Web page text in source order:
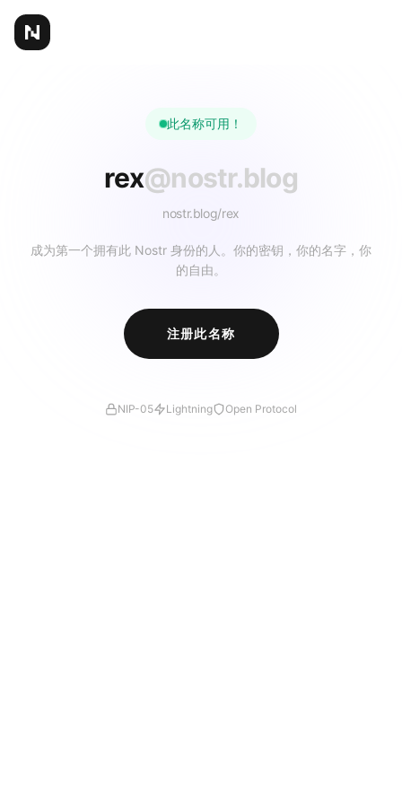
此名称可用！
rex@nostr.blog
nostr.blog/rex
成为第一个拥有此 Nostr 身份的人。你的密钥，你的名字，你
的自由。
注册此名称
NIP-05 Lightning Open Protocol